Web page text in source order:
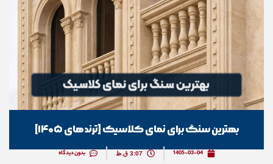
بهترین سنگ برای نمای کلاسیک [ترندهای ۱۴۰۵]
1405-03-04 3:07 ق.ظ بدون دیدگاه